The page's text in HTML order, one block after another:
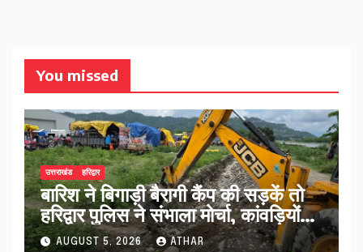
You missed
उत्तराखंड हरिद्वार
बारिश ने बिगाड़ी बैरागी कैंप की सड़कें तो
हरिद्वार पुलिस ने संभाला मोर्चा, कांवड़ियों
को मिलेगी राहत
AUGUST 5, 2026 ATHAR